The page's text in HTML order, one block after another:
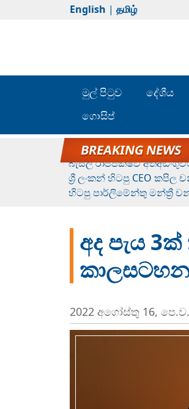
English | தமிழ்
මුල් පිටුව දේශීය
ගොසිප්
රන් ගෙනා රුමේෂ්ගේ
බැසිල් රාජපක්ෂව
ශ්‍රී ලංකන් හිටපු CEO
හිටපු පාර්ලිමේන්තු මන්ත්‍රී
අද පැය
2022 අගෝස්‍තු 16,